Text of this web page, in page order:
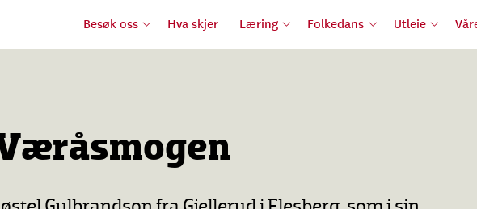
Besøk oss Hva skjer Læring Folkedans Utleie